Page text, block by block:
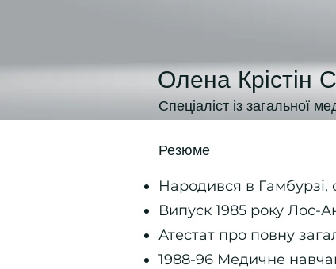
Спеціаліст із загальної
Олена Крістін
Резюме
Народився в Гамбурзі,
Випуск 1985 року Лос-
Атестат про повну
1988-96 Медичне